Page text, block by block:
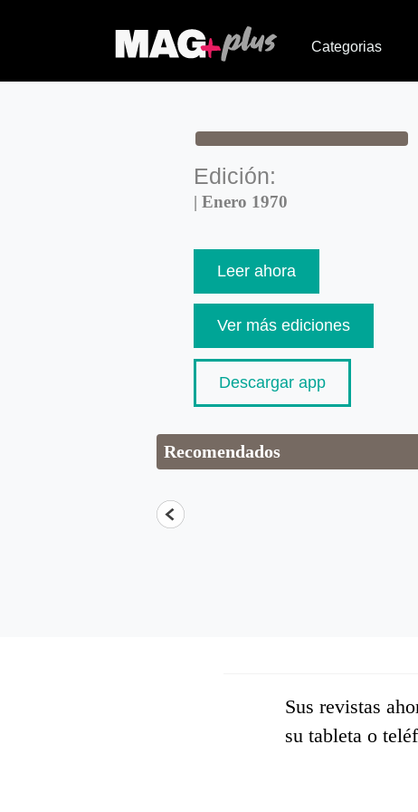
Categorias
Edición:
| Enero 1970
Leer ahora
Ver más ediciones
Descargar app
Recomendados
Sus revistas
su tableta o